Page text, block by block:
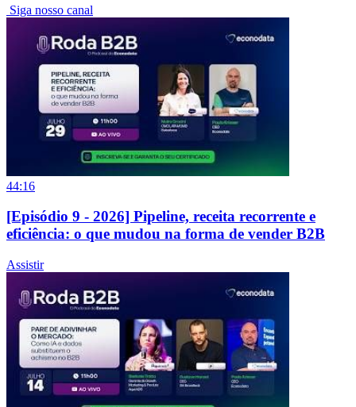
Siga nosso canal
44:16
[Episódio 9 - 2026] Pipeline, receita recorrente e
eficiência: o que mudou na forma de vender B2B
Assistir